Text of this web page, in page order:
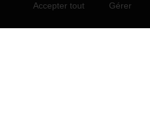
Accepter tout Gérer